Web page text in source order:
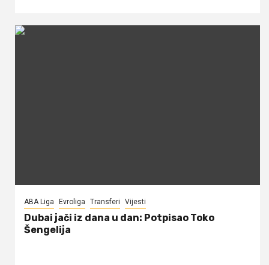
ABA Liga Evroliga Transferi Vijesti
Dubai jači iz dana u dan: Potpisao Toko
Šengelija